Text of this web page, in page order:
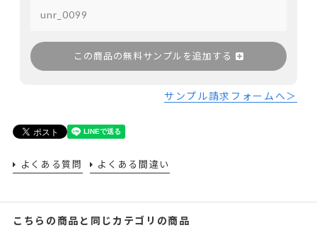
この商品の無料サンプルを追加する
サンプル請求フォームへ＞
よくある質問 よくある間違い
こちらの商品と同じカテゴリの商品